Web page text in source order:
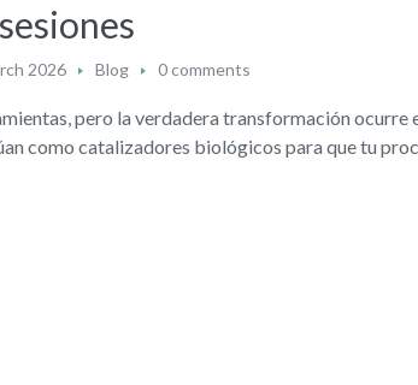
2026 Blog 0 comments
pero la verdadera transformación
como catalizadores biológicos para que tu